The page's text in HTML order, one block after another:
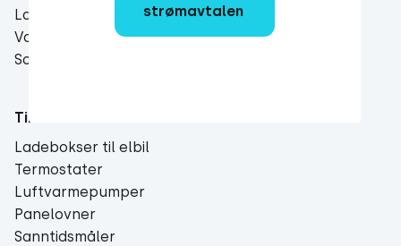
strømavtalen
Lad smart med Tibber
Varmestyring
Solceller
Presse
Driftstatus
Tibber Store
Ladebokser til elbil
Termostater
Luftvarmepumper
Panelovner
Sanntidsmåler